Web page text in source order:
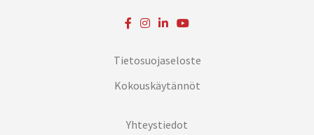
Tietosuojaseloste
Kokouskäytännöt
Yhteystiedot